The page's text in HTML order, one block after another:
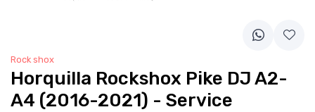
Rock shox
Horquilla Rockshox Pike DJ A2-
A4 (2016-2021) - Service